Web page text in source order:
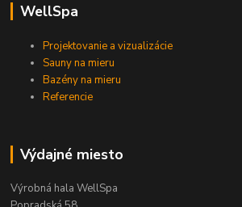
WellSpa
Projektovanie a vizualizácie
Sauny na mieru
Bazény na mieru
Referencie
Výdajné miesto
Výrobná hala WellSpa